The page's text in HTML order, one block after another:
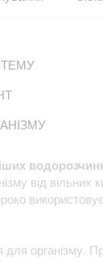
від вільних
для організму.